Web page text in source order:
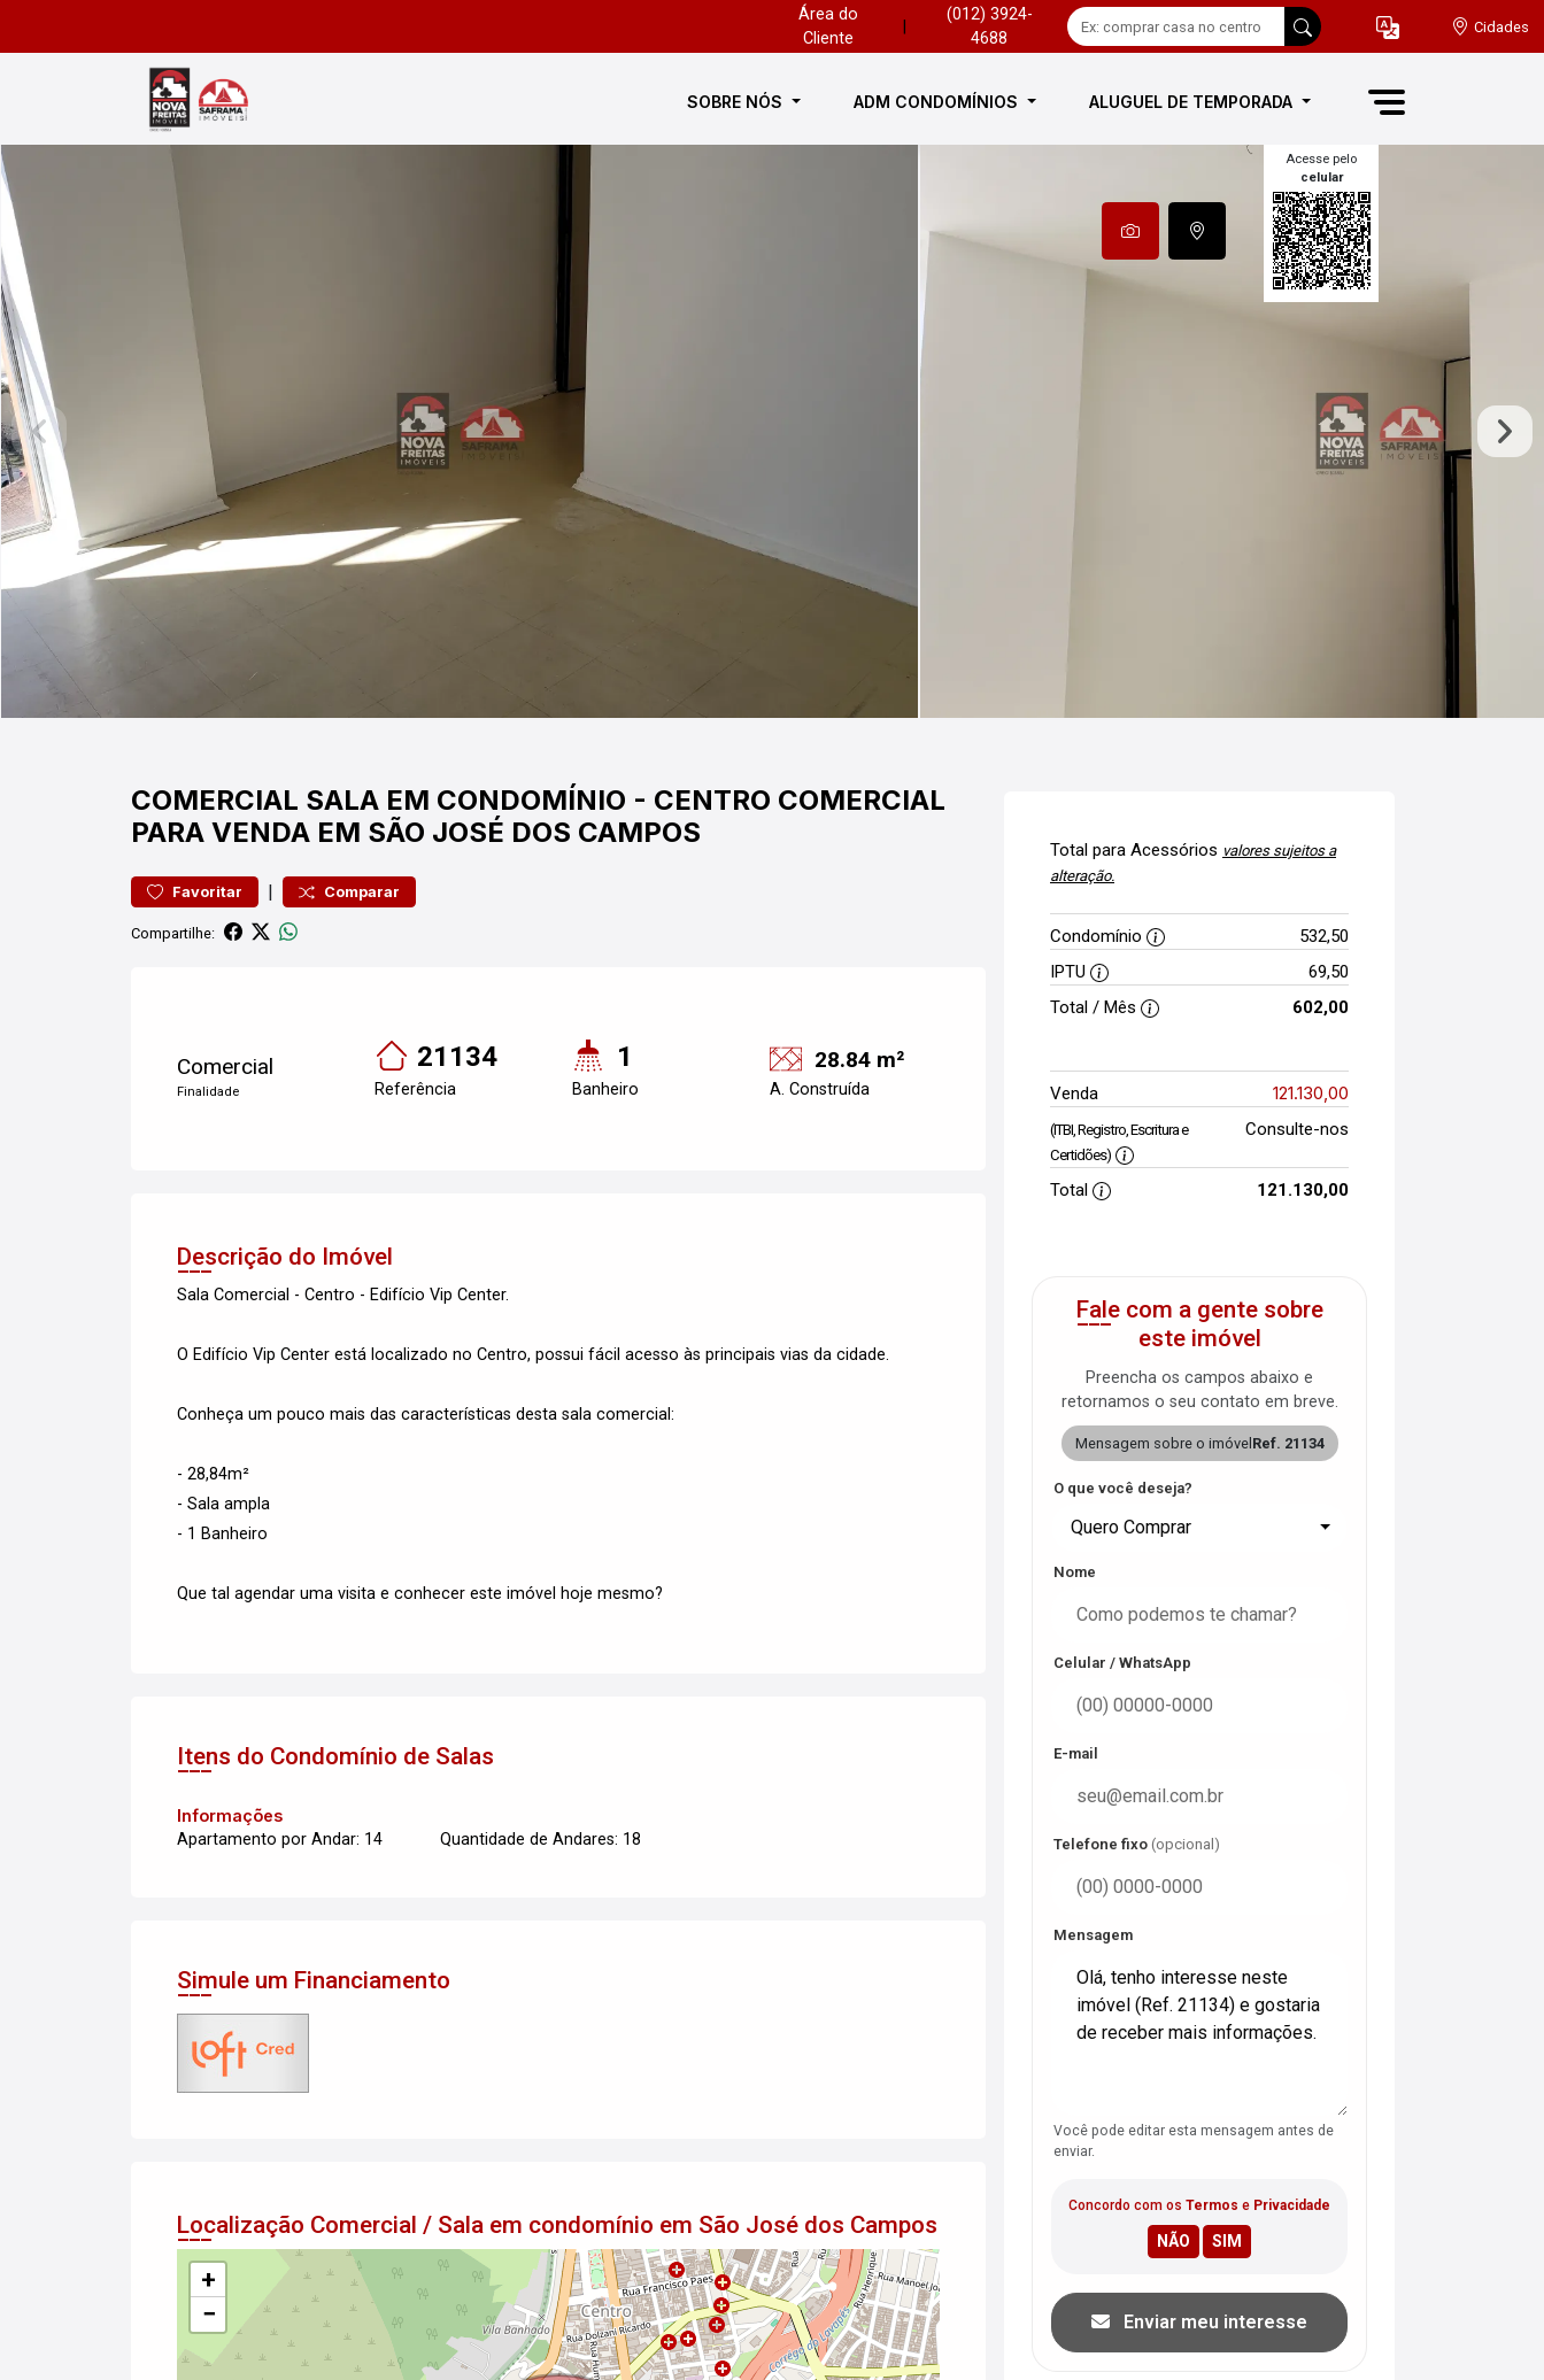
Área do
Cliente
(012) 3924-
4688
Cidades
SOBRE NÓS ADM CONDOMÍNIOS ALUGUEL DE TEMPORADA
Acesse pelo
celular
COMERCIAL SALA EM CONDOMÍNIO - CENTRO COMERCIAL
PARA VENDA EM SÃO JOSÉ DOS CAMPOS
Favoritar | Comparar
Compartilhe:
Comercial
Finalidade
21134
Referência
1
Banheiro
28.84 m²
A. Construída
Descrição do Imóvel
Sala Comercial - Centro - Edifício Vip Center.
O Edifício Vip Center está localizado no Centro, possui fácil acesso às principais vias da cidade.
Conheça um pouco mais das características desta sala comercial:
- 28,84m²
- Sala ampla
- 1 Banheiro
Que tal agendar uma visita e conhecer este imóvel hoje mesmo?
Itens do Condomínio de Salas
Informações
Apartamento por Andar: 14
Quantidade de Andares: 18
Simule um Financiamento
Localização Comercial / Sala em condomínio em São José dos Campos
+
−
Total para Acessórios valores sujeitos a
alteração.
Condomínio
532,50
IPTU
69,50
Total / Mês
602,00
Venda 121.130,00
(ITBI, Registro, Escritura e
Certidões)
Consulte-nos
Total 121.130,00
Fale com a gente sobre
este imóvel
Preencha os campos abaixo e
retornamos o seu contato em breve.
Mensagem sobre o imóvel Ref. 21134
O que você deseja?
Quero Comprar
Nome
Celular / WhatsApp
E-mail
Telefone fixo (opcional)
Mensagem
Você pode editar esta mensagem antes de
enviar.
Concordo com os Termos e Privacidade
Enviar meu interesse